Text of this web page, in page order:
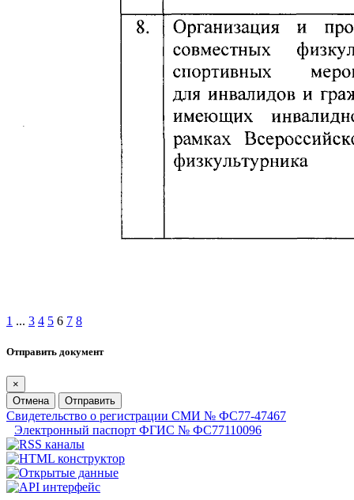
1 ... 3 4 5 6 7 8
Отправить документ
×
Отмена
Отправить
Свидетельство о регистрации СМИ № ФС77-47467
Электронный паспорт ФГИС № ФС77110096